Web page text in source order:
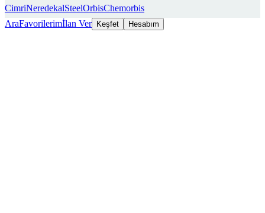
CimriNeredekalSteelOrbisChemorbis
AraFavorilerimİlan Ver Keşfet Hesabım